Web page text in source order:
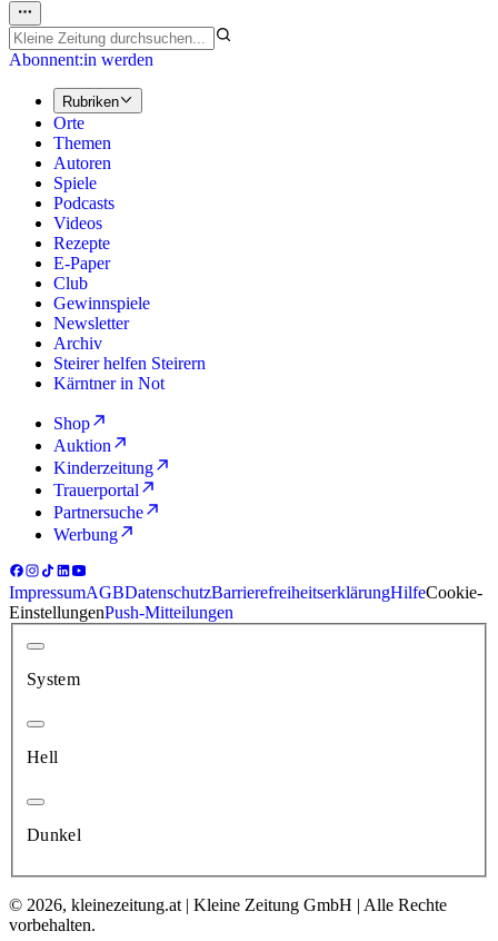
Abonnent:in werden
Rubriken
Orte
Themen
Autoren
Spiele
Podcasts
Videos
Rezepte
E-Paper
Club
Gewinnspiele
Newsletter
Archiv
Steirer helfen Steirern
Kärntner in Not
Shop
Auktion
Kinderzeitung
Trauerportal
Partnersuche
Werbung
ImpressumAGBDatenschutzBarrierefreiheitserklärungHilfeCookie-
EinstellungenPush-Mitteilungen
System
Hell
Dunkel
© 2026, kleinezeitung.at | Kleine Zeitung GmbH | Alle Rechte
vorbehalten.